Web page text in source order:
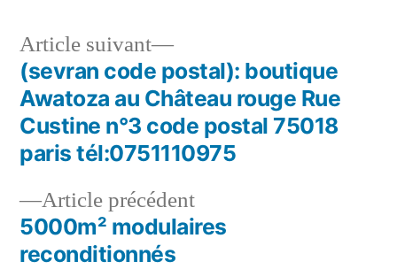
Navigation
de
l’article
Article précédentArticle
précédent :
5000m² modulaires
reconditionnés
Article suivant
Article
suivant :
(sevran code postal): boutique
Awatoza au Château rouge Rue
Custine n°3 code postal 75018
paris tél:0751110975